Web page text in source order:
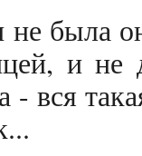
не была
и
- вся